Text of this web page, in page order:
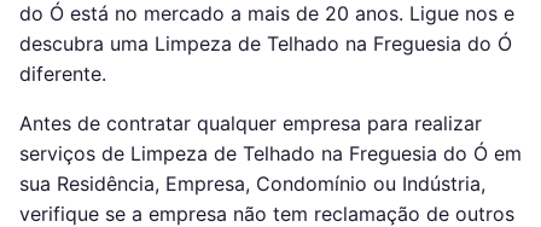
do Ó está no mercado a mais de 20 anos. Ligue nos e
descubra uma Limpeza de Telhado na Freguesia do Ó
diferente.
Antes de contratar qualquer empresa para realizar
serviços de Limpeza de Telhado na Freguesia do Ó em
sua Residência, Empresa, Condomínio ou Indústria,
verifique se a empresa não tem reclamação de outros